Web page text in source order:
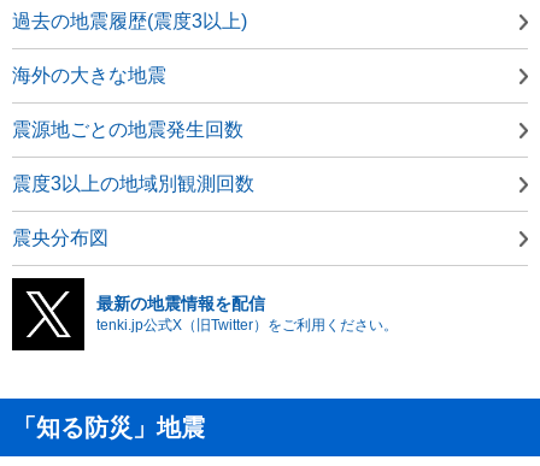
過去の地震履歴(震度3以上)
海外の大きな地震
震源地ごとの地震発生回数
震度3以上の地域別観測回数
震央分布図
最新の地震情報を配信
tenki.jp公式X（旧Twitter）をご利用ください。
「知る防災」地震